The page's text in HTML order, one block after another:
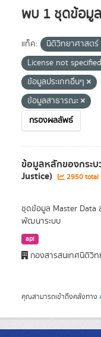
พบ 1 ชุดข้อมูล
แท็ค: นิติวิทยาศาสตร์
License not specified
ข้อมูลประเภทอื่นๆ
ข้อมูลสาธารณะ
กรองผลลัพธ์
ข้อมูลหลักของกระ
Justice) 2950 total
ชุดข้อมูล Master Data
พัฒนาระบบ
api
กองสารสนเทศนิติวิ
คุณสามารถเข้าถึงคลังทาง